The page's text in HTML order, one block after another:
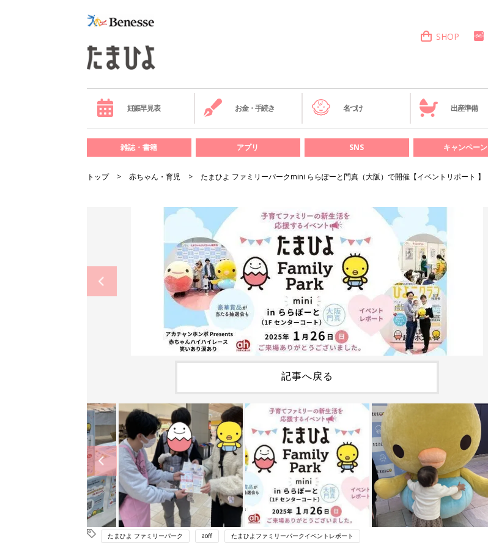
SHOP
妊娠早見表 お金・手続き 名づけ 出産準備
雑誌・書籍 アプリ SNS キャンペーン
トップ 赤ちゃん・育児 たまひよ ファミリーパークmini ららぽーと門真（大阪）で開催【イベントリポート 】
記事へ戻る
たまひよ ファミリーパーク aoff たまひよファミリーパークイベントレポート